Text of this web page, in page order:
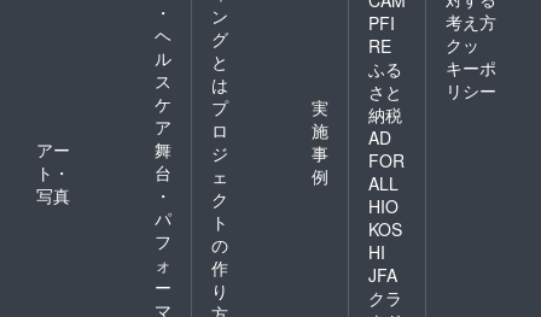
・
ヘ
ル
ス
ケ
ア
アー
ト・
写真
舞
台
・
パ
フ
ォ
ー
マ
ン
グ
と
は
プ
ロ
ジ
ェ
ク
ト
の
作
り
実
施
事
例
PFI
RE
ふる
さと
納税
AD
FOR
ALL
HIO
KOS
HI
JFA
クラ
考え方
クッ
キーポ
リシー